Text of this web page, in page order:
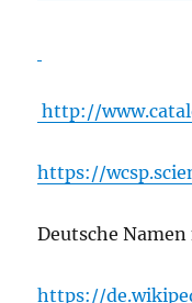
http://
https://
Deutsche Namen
https://